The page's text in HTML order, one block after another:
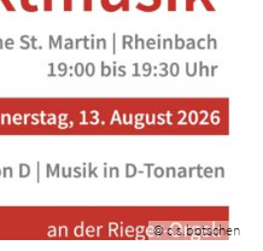
© c.s.botschen